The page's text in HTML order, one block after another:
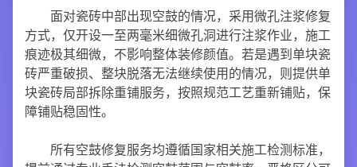
面对瓷砖中部出现空鼓的情况，采用微孔注浆修复
方式，仅开设一至两毫米细微孔洞进行注浆作业，施工
痕迹极其细微，不影响整体装修颜值。若是遇到单块瓷
砖严重破损、整块脱落无法继续使用的情况，则提供单
块瓷砖局部拆除重铺服务，按照规范工艺重新铺贴，保
障铺贴稳固性。
所有空鼓修复服务均遵循国家相关施工检测标准，